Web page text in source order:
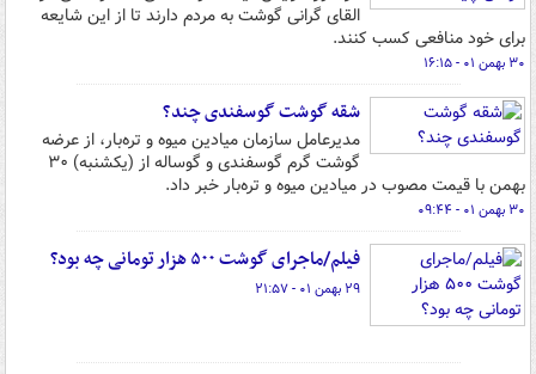
القای گرانی گوشت به مردم دارند تا از این شایعه
برای خود منافعی کسب کنند.
۳۰ بهمن ۰۱ - ۱۶:۱۵
شقه گوشت گوسفندی چند؟
مدیرعامل سازمان میادین میوه و تره‌بار، از عرضه
گوشت گرم گوسفندی و گوساله از (یکشنبه) ۳۰
بهمن با قیمت مصوب در میادین میوه و تره‌بار خبر داد.
۳۰ بهمن ۰۱ - ۰۹:۴۴
فیلم/ماجرای گوشت ۵۰۰ هزار تومانی چه بود؟
۲۹ بهمن ۰۱ - ۲۱:۵۷